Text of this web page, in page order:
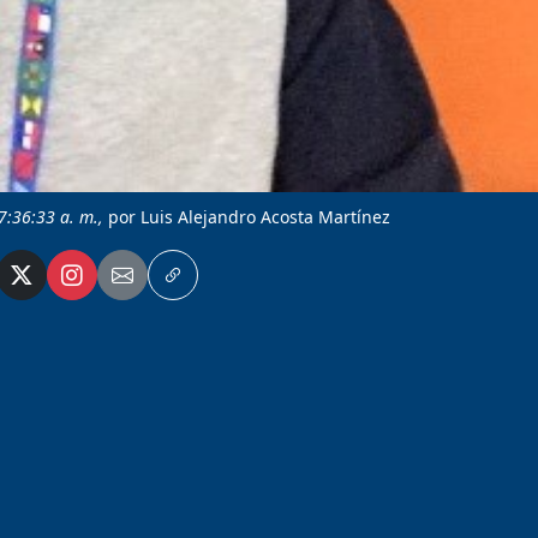
a. m., por Luis Alejandro Acosta Martínez